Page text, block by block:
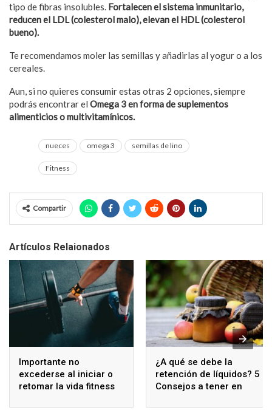
tipo de fibras insolubles. Fortalecen el sistema inmunitario,
reducen el LDL (colesterol malo), elevan el HDL (colesterol
bueno).
Te recomendamos moler las semillas y añadirlas al yogur o a los
cereales.
Aun, si no quieres consumir estas otras 2 opciones, siempre
podrás encontrar el Omega 3 en forma de suplementos
alimenticios o multivitamínicos.
nueces omega 3 semillas de lino
Fitness
Compartir
Artículos Relaionados
Importante no
excederse al iniciar o
retomar la vida fitness
¿A qué se debe la
retención de líquidos? 5
Consejos a tener en